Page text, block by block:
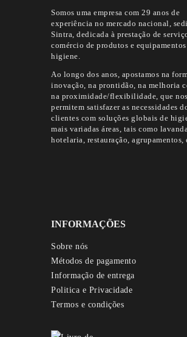
Somos uma empresa com 29 anos de
experiência no mercado nacional,
Sintra, dedicada à prestação de
comércio de produtos e
higiene.
Ao longo dos anos, apostamos na
inovação, na prontidão, na melhoria
na proximidade/flexibilidade, que nos
permitem satisfazer as necessidades
clientes com soluções globais de
mais variadas áreas, tais como
hotelaria, restauração, agrupamentos,
INFORMAÇÕES
Sobre nós
Métodos de pagamento
Informação de entrega
Politica e Privacidade
Termos e condições